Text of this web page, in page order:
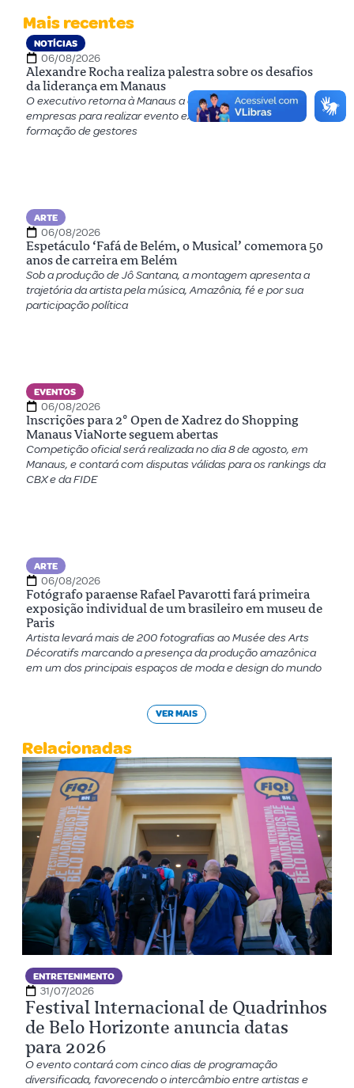
Mais recentes
NOTÍCIAS
06/08/2026
Alexandre Rocha realiza palestra sobre os desafios
da liderança em Manaus
O executivo retorna à Manaus a convite de um grupo de
empresas para realizar evento exclusivo voltado para a
formação de gestores
ARTE
06/08/2026
Espetáculo ‘Fafá de Belém, o Musical’ comemora 50
anos de carreira em Belém
Sob a produção de Jô Santana, a montagem apresenta a
trajetória da artista pela música, Amazônia, fé e por sua
participação política
EVENTOS
06/08/2026
Inscrições para 2º Open de Xadrez do Shopping
Manaus ViaNorte seguem abertas
Competição oficial será realizada no dia 8 de agosto, em
Manaus, e contará com disputas válidas para os rankings da
CBX e da FIDE
ARTE
06/08/2026
Fotógrafo paraense Rafael Pavarotti fará primeira
exposição individual de um brasileiro em museu de
Paris
Artista levará mais de 200 fotografias ao Musée des Arts
Décoratifs marcando a presença da produção amazônica
em um dos principais espaços de moda e design do mundo
VER MAIS
Relacionadas
ENTRETENIMENTO
31/07/2026
Festival Internacional de Quadrinhos
de Belo Horizonte anuncia datas
para 2026
O evento contará com cinco dias de programação
diversificada, favorecendo o intercâmbio entre artistas e